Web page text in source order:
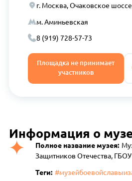
г. Москва, Очаковское
м. Аминьевская
8 (919) 728-57-73
Площадка не принимает
участников
Информация о
Полное название музея:
Защитников Отечества,
Теги: